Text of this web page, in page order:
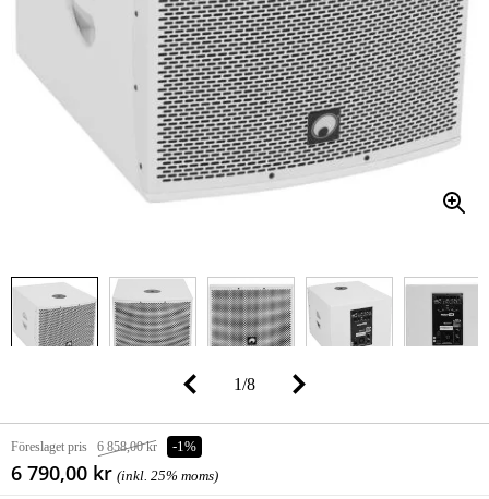
1/8
Föreslaget pris 6 858,00 kr -1%
6 790,00 kr (inkl. 25% moms)